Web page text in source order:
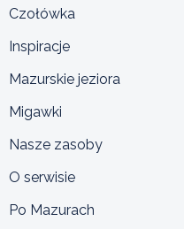
Czołówka
Inspiracje
Mazurskie jeziora
Migawki
Nasze zasoby
O serwisie
Po Mazurach